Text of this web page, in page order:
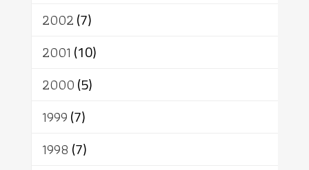
2002(7)
2001 (10)
2000(5)
1999(7)
1998 (7)